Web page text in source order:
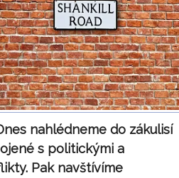
nahlédneme do zákulisí
s politickými a
Pak navštívíme